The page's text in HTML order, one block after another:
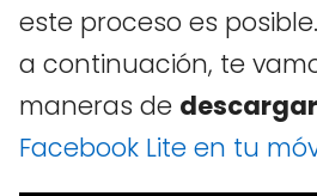
este proceso es
a continuación, te
maneras de
Facebook Lite en tu